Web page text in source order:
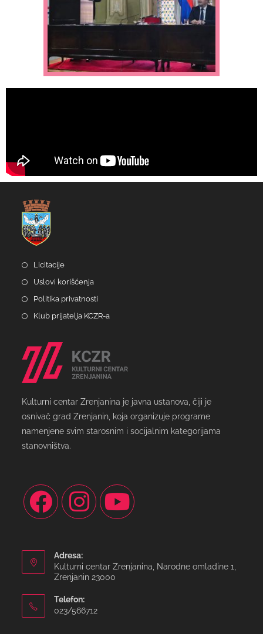
Licitacije
Uslovi korišćenja
Politika privatnosti
Klub prijatelja KCZR-a
Kulturni centar Zrenjanina je javna ustanova, čiji je
osnivač grad Zrenjanin, koja organizuje programe
namenjene svim starosnim i socijalnim kategorijama
stanovništva.
Adresa:
Kulturni centar Zrenjanina, Narodne omladine 1,
Zrenjanin 23000
Telefon:
023/566712